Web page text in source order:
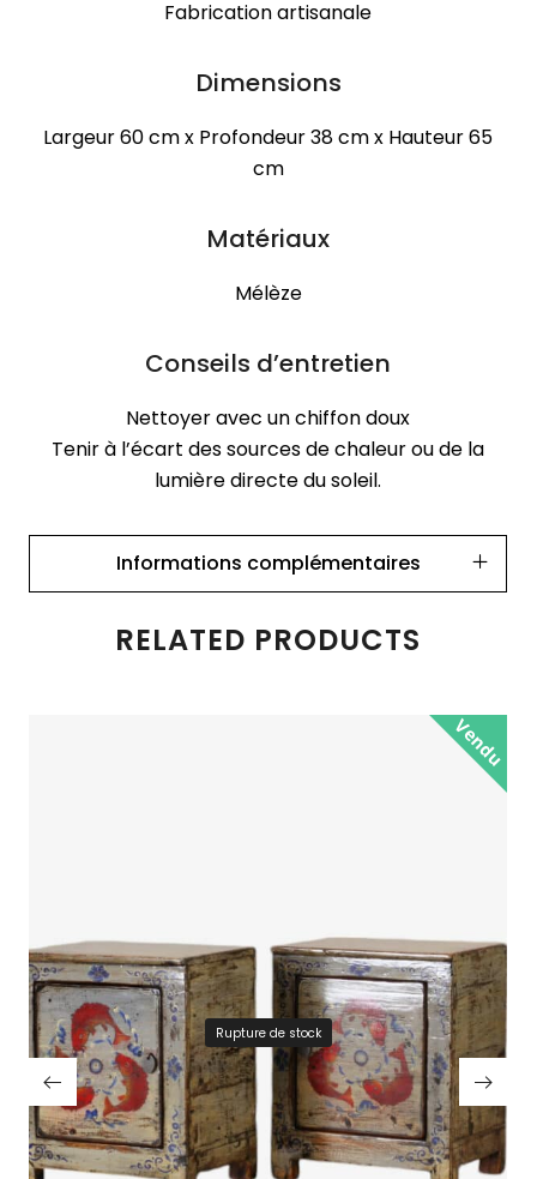
Fabrication artisanale
Dimensions
Largeur 60 cm x Profondeur 38 cm x Hauteur 65
cm
Matériaux
Mélèze
Conseils d’entretien
Nettoyer avec un chiffon doux
Tenir à l’écart des sources de chaleur ou de la
lumière directe du soleil.
Informations complémentaires
RELATED PRODUCTS
Vendu
Rupture de stock